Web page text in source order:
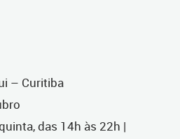
– Curitiba
das 14h às 22h |